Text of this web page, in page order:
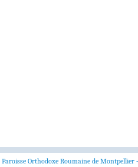
Paroisse Orthodoxe Roumaine de Montpellier